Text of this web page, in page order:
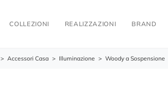
COLLEZIONI REALIZZAZIONI BRAND
> Accessori Casa > Illuminazione > Woody a Sospensione